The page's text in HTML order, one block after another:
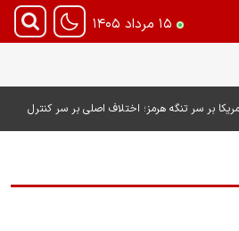
۱۵ مرداد ۱۴۰۵
بر سر تنگه هرمز؛ اختلاف اصلی بر سر کنترل